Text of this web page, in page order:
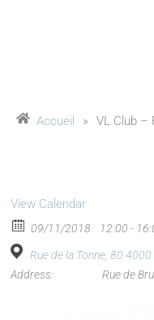
Accueil » VL Club –
View Calendar
09/11/2018 12:00 -
Rue de la Tonne, 80
Address:
Rue de